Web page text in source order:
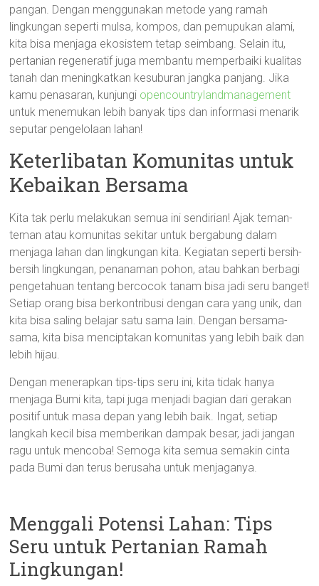
pangan. Dengan menggunakan metode yang ramah
lingkungan seperti mulsa, kompos, dan pemupukan alami,
kita bisa menjaga ekosistem tetap seimbang. Selain itu,
pertanian regeneratif juga membantu memperbaiki kualitas
tanah dan meningkatkan kesuburan jangka panjang. Jika
kamu penasaran, kunjungi opencountrylandmanagement
untuk menemukan lebih banyak tips dan informasi menarik
seputar pengelolaan lahan!
Keterlibatan Komunitas untuk
Kebaikan Bersama
Kita tak perlu melakukan semua ini sendirian! Ajak teman-
teman atau komunitas sekitar untuk bergabung dalam
menjaga lahan dan lingkungan kita. Kegiatan seperti bersih-
bersih lingkungan, penanaman pohon, atau bahkan berbagi
pengetahuan tentang bercocok tanam bisa jadi seru banget!
Setiap orang bisa berkontribusi dengan cara yang unik, dan
kita bisa saling belajar satu sama lain. Dengan bersama-
sama, kita bisa menciptakan komunitas yang lebih baik dan
lebih hijau.
Dengan menerapkan tips-tips seru ini, kita tidak hanya
menjaga Bumi kita, tapi juga menjadi bagian dari gerakan
positif untuk masa depan yang lebih baik. Ingat, setiap
langkah kecil bisa memberikan dampak besar, jadi jangan
ragu untuk mencoba! Semoga kita semua semakin cinta
pada Bumi dan terus berusaha untuk menjaganya.
Menggali Potensi Lahan: Tips
Seru untuk Pertanian Ramah
Lingkungan!